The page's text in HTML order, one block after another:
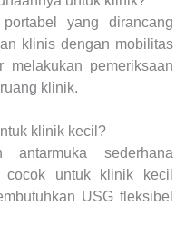
yang dirancang
klinis dengan mobilitas
melakukan pemeriksaan
klinik.
klinik kecil?
sederhana
untuk klinik kecil
USG fleksibel